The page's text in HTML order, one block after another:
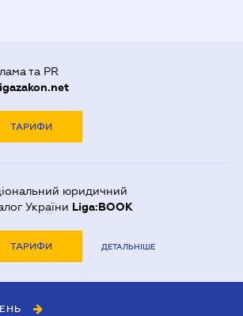
та PR
ТАРИФИ
юридичний
України Liga:BOOK
ТАРИФИ ДЕТАЛЬНІШЕ